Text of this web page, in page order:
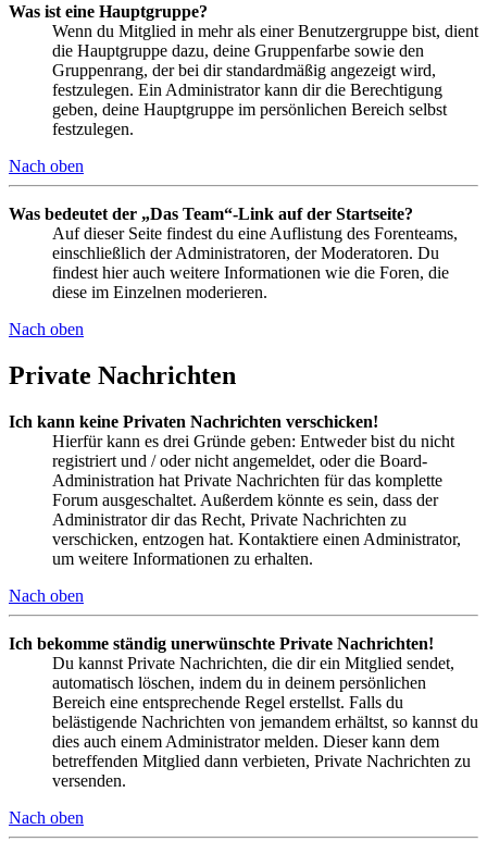
Was ist eine Hauptgruppe?
Wenn du Mitglied in mehr als einer Benutzergruppe bist, dient
die Hauptgruppe dazu, deine Gruppenfarbe sowie den
Gruppenrang, der bei dir standardmäßig angezeigt wird,
festzulegen. Ein Administrator kann dir die Berechtigung
geben, deine Hauptgruppe im persönlichen Bereich selbst
festzulegen.
Nach oben
Was bedeutet der „Das Team“-Link auf der Startseite?
Auf dieser Seite findest du eine Auflistung des Forenteams,
einschließlich der Administratoren, der Moderatoren. Du
findest hier auch weitere Informationen wie die Foren, die
diese im Einzelnen moderieren.
Nach oben
Private Nachrichten
Ich kann keine Privaten Nachrichten verschicken!
Hierfür kann es drei Gründe geben: Entweder bist du nicht
registriert und / oder nicht angemeldet, oder die Board-
Administration hat Private Nachrichten für das komplette
Forum ausgeschaltet. Außerdem könnte es sein, dass der
Administrator dir das Recht, Private Nachrichten zu
verschicken, entzogen hat. Kontaktiere einen Administrator,
um weitere Informationen zu erhalten.
Nach oben
Ich bekomme ständig unerwünschte Private Nachrichten!
Du kannst Private Nachrichten, die dir ein Mitglied sendet,
automatisch löschen, indem du in deinem persönlichen
Bereich eine entsprechende Regel erstellst. Falls du
belästigende Nachrichten von jemandem erhältst, so kannst du
dies auch einem Administrator melden. Dieser kann dem
betreffenden Mitglied dann verbieten, Private Nachrichten zu
versenden.
Nach oben